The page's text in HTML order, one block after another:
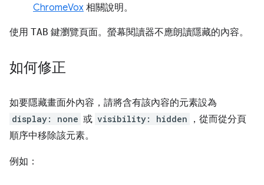
ChromeVox 相關說明。
使用 TAB 鍵瀏覽頁面。螢幕閱讀器不應朗讀隱藏的內容。
如何修正
如要隱藏畫面外內容，請將含有該內容的元素設為
display: none 或 visibility: hidden
，從而從分頁
順序中移除該元素。
例如：